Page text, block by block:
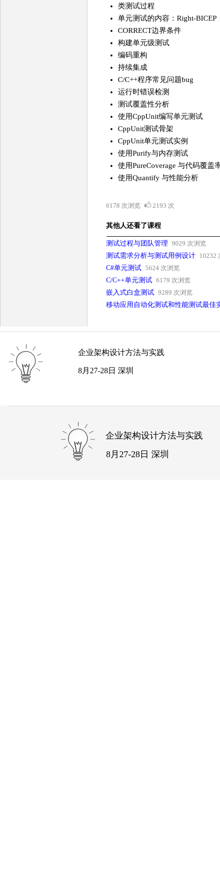
类测试过程
单元测试的内容：Right-BICEP
CORRECT边界条件
构建单元级测试
编码重构
持续集成
C/C++程序常见问题bug
运行时错误检测
测试覆盖性分析
使用CppUnit编写单元测试
CppUnit测试骨架
CppUnit单元测试实例
使用Purify与内存测试
使用PureCoverage 与代码覆盖
使用Quantify 与性能分析
6178 次浏览 2193 次
其他人还看了课程
测试过程与团队管理
9029 次浏览
测试需求分析与测试用例设计 10232
C#单元测试 5624 次浏览
C/C++单元测试 6179 次浏览
嵌入式白盒测试 9289 次浏览
移动应用自动化测试和性能测试最佳